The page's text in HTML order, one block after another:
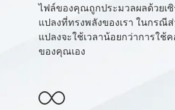
ไฟล์ของคุณถูกประมวลผลด้วยเซิ
แปลงที่ทรงพลังของเรา ในกรณี
แปลงจะใช้เวลาน้อยกว่าการใช้
ของคุณเอง